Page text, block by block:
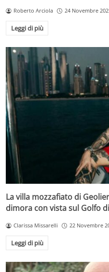
Roberto Arciola 24 Novembre
Leggi di più
La villa mozzafiato di
dimora con vista sul Golfo
Clarissa Missarelli 22 Novembre
Leggi di più